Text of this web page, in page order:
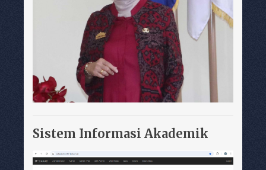
Sistem Informasi Akademik